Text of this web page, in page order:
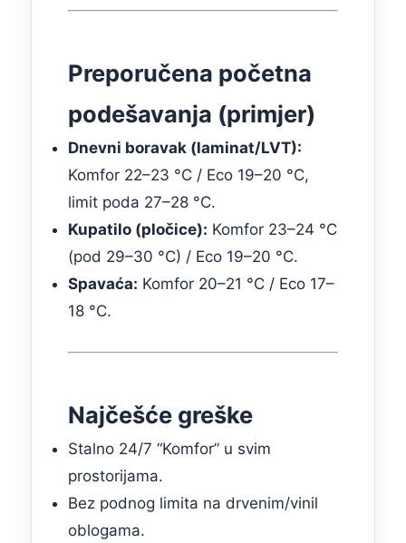
Preporučena početna
podešavanja (primjer)
Dnevni boravak (laminat/LVT):
Komfor 22–23 °C / Eco 19–20 °C,
limit poda 27–28 °C.
Kupatilo (pločice): Komfor 23–24 °C
(pod 29–30 °C) / Eco 19–20 °C.
Spavaća: Komfor 20–21 °C / Eco 17–
18 °C.
Najčešće greške
Stalno 24/7 “Komfor” u svim
prostorijama.
Bez podnog limita na drvenim/vinil
oblogama.